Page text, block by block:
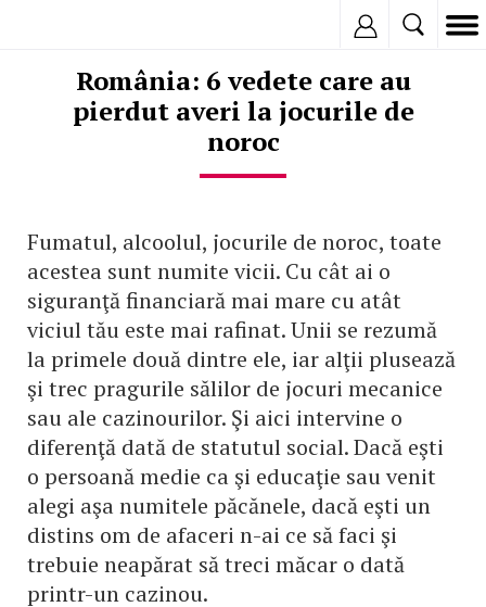
România: 6 vedete care au
pierdut averi la jocurile de
noroc
Fumatul, alcoolul, jocurile de noroc, toate
acestea sunt numite vicii. Cu cât ai o
siguranţă financiară mai mare cu atât
viciul tău este mai rafinat. Unii se rezumă
la primele două dintre ele, iar alţii plusează
şi trec pragurile sălilor de jocuri mecanice
sau ale cazinourilor. Şi aici intervine o
diferenţă dată de statutul social. Dacă eşti
o persoană medie ca şi educaţie sau venit
alegi aşa numitele păcănele, dacă eşti un
distins om de afaceri n-ai ce să faci şi
trebuie neapărat să treci măcar o dată
printr-un cazinou.